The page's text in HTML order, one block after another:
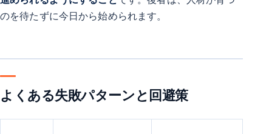
のを待たずに今日から始められます。
よくある失敗パターンと回避策